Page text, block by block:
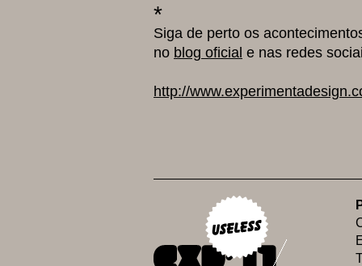
*
Siga de perto os
no blog oficial e nas redes
http://